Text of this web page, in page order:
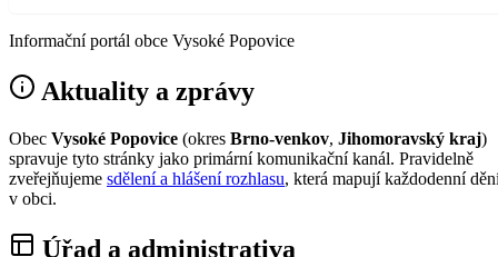
Informační portál obce Vysoké Popovice
Aktuality a zprávy
Obec Vysoké Popovice (okres Brno-venkov, Jihomoravský kraj)
spravuje tyto stránky jako primární komunikační kanál. Pravidelně
zveřejňujeme sdělení a hlášení rozhlasu, která mapují každodenní
v obci.
Úřad a administrativa